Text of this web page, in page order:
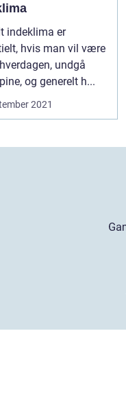
indeklima er
hvis man vil være
undgå
og generelt h...
2021